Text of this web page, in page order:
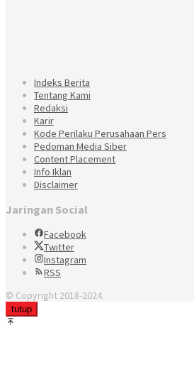
Indeks Berita
Tentang Kami
Redaksi
Karir
Kode Perilaku Perusahaan Pers
Pedoman Media Siber
Content Placement
Info Iklan
Disclaimer
Jaringan Social
Facebook
Twitter
Instagram
RSS
© Copyright 2018-2024.
tutup